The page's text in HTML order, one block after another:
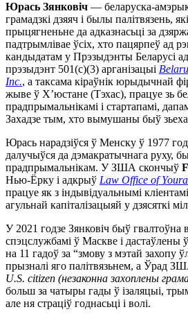
Юрась Зянковіч — беларуска-
грамадзкі дзяяч і былы палітвязень,
прыцягненьне да адказнасьці за
падтрымлівае ўсіх, хто пацярпеў ад
кандыдатам у Прэзыдэнты Беларусі
прэзыдэнт 501(c)(3) арганізацыі
Inc., а таксама кіраўнік юрыдычнай
жыве ў Х’юстане (Тэхас), працуе зь
прадпрымальнікамі і стартапамі,
Захадзе тым, хто вымушаны быў
Юрась нарадзіўся ў Менску ў 1977
далучыўся да дэмакратычнага руху,
прадпрымальнікам. У ЗША скончыў
Нью-Ёрку і адкрыў Law Office of
працуе як з індывідуальнымі
агульнай капіталізацыяй у дзясяткі
У 2021 годзе Зянковіч быў гвалтоўна
спэцслужбамі ў Маскве і дастаўлены
на 11 гадоў за “змову з мэтай захопу
прызналі яго палітвязьнем, а Ўрад
U.S. citizen (незаконна захоплены
больш за чатыры гады ў ізаляцыі,
але ня страціў годнасьці і волі.